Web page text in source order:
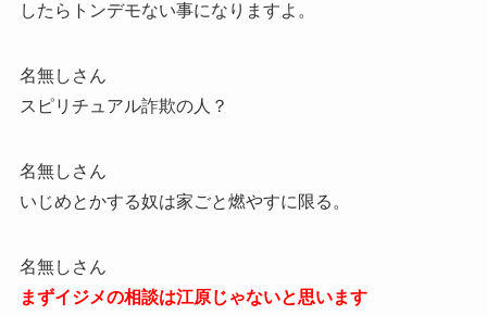
したらトンデモない事になりますよ。
名無しさん
スピリチュアル詐欺の人？
名無しさん
いじめとかする奴は家ごと燃やすに限る。
名無しさん
まずイジメの相談は江原じゃないと思います